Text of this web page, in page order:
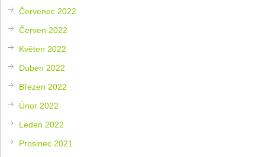
Červenec 2022
Červen 2022
Květen 2022
Duben 2022
Březen 2022
Únor 2022
Leden 2022
Prosinec 2021